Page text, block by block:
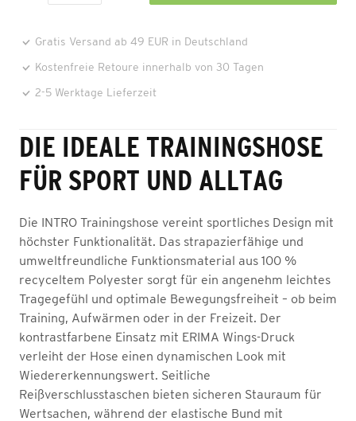
Gratis Versand ab 49 EUR in Deutschland
Kostenfreie Retoure innerhalb von 30 Tagen
2-5 Werktage Lieferzeit
DIE IDEALE TRAININGSHOSE
FÜR SPORT UND ALLTAG
Die INTRO Trainingshose vereint sportliches Design mit
höchster Funktionalität. Das strapazierfähige und
umweltfreundliche Funktionsmaterial aus 100 %
recyceltem Polyester sorgt für ein angenehm leichtes
Tragegefühl und optimale Bewegungsfreiheit – ob beim
Training, Aufwärmen oder in der Freizeit. Der
kontrastfarbene Einsatz mit ERIMA Wings-Druck
verleiht der Hose einen dynamischen Look mit
Wiedererkennungswert. Seitliche
Reißverschlusstaschen bieten sicheren Stauraum für
Wertsachen, während der elastische Bund mit